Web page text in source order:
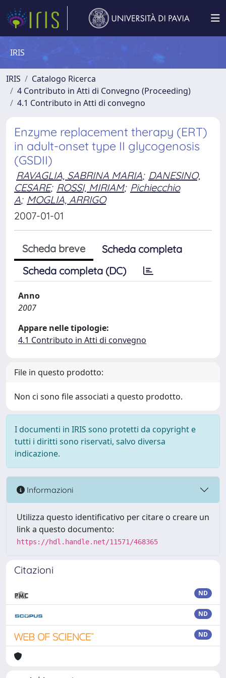
IRIS
IRIS
Catalogo Ricerca
4 Contributo in Atti di Convegno (Proceeding)
4.1 Contributo in Atti di convegno
Enzyme replacement therapy (ERT)
in adult-onset type II glycogenosis
(GSDII)
RAVAGLIA, SABRINA MARIA; DANESINO,
CESARE; ROSSI, MIRIAM; Pichiecchio
A; MOGLIA, ARRIGO
2007-01-01
Scheda breve
Scheda completa
Scheda completa (DC)
Anno
2007
Appare nelle tipologie:
4.1 Contributo in Atti di convegno
File in questo prodotto:
Non ci sono file associati a questo prodotto.
I documenti in IRIS sono protetti da copyright e
tutti i diritti sono riservati, salvo diversa
indicazione.
Informazioni
Utilizza questo identificativo per citare o creare un
link a questo documento:
https://hdl.handle.net/11571/468365
Citazioni
ND
ND
ND